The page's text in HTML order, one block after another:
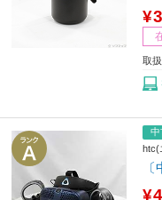
取
中
htc(